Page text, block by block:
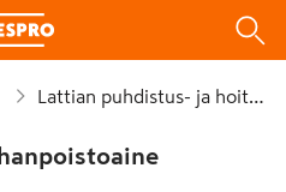
Lattian puhdistus- ja hoitoaineet